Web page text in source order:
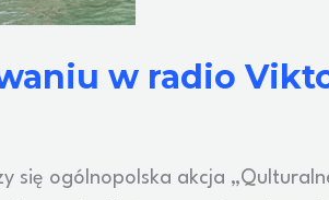
w radio
się ogólnopolska akcja